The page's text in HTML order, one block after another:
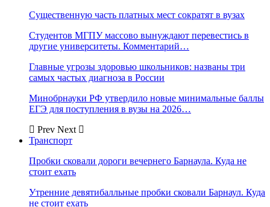
Существенную часть платных мест сократят в вузах
Студентов МГПУ массово вынуждают перевестись в
другие университеты. Комментарий…
Главные угрозы здоровью школьников: названы три
самых частых диагноза в России
Минобрнауки РФ утвердило новые минимальные баллы
ЕГЭ для поступления в вузы на 2026…
Prev Next
Транспорт
Пробки сковали дороги вечернего Барнаула. Куда не
стоит ехать
Утренние девятибалльные пробки сковали Барнаул. Куда
не стоит ехать